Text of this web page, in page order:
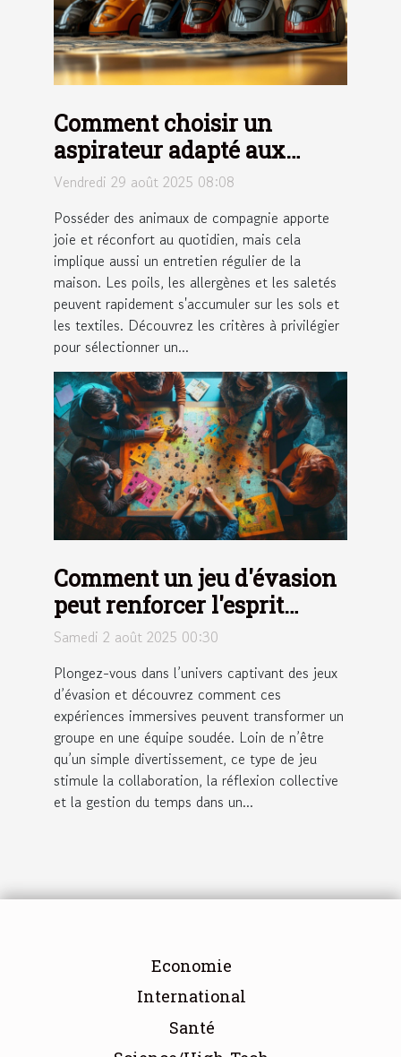
Comment choisir un
aspirateur adapté aux
maisons avec animaux ?
Vendredi 29 août 2025 08:08
Posséder des animaux de compagnie apporte
joie et réconfort au quotidien, mais cela
implique aussi un entretien régulier de la
maison. Les poils, les allergènes et les saletés
peuvent rapidement s'accumuler sur les sols et
les textiles. Découvrez les critères à privilégier
pour sélectionner un...
Comment un jeu d'évasion
peut renforcer l'esprit
d'équipe ?
Samedi 2 août 2025 00:30
Plongez-vous dans l’univers captivant des jeux
d’évasion et découvrez comment ces
expériences immersives peuvent transformer un
groupe en une équipe soudée. Loin de n’être
qu’un simple divertissement, ce type de jeu
stimule la collaboration, la réflexion collective
et la gestion du temps dans un...
Economie
International
Santé